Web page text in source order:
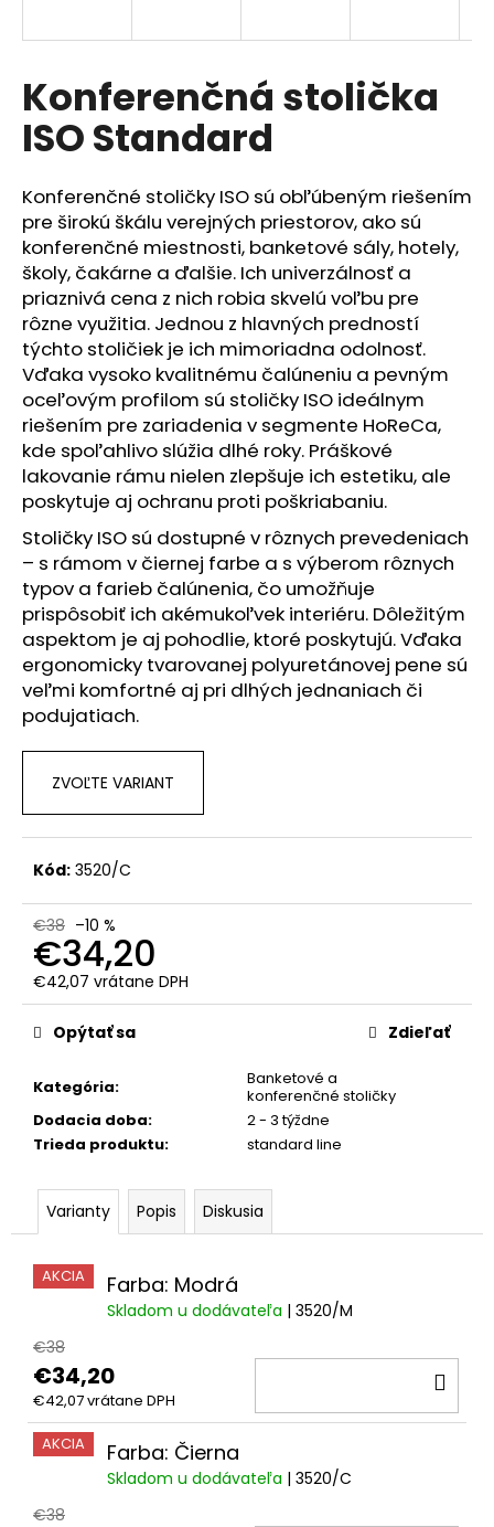
Konferenčná stolička
ISO Standard
Konferenčné stoličky ISO sú obľúbeným riešením
pre širokú škálu verejných priestorov, ako sú
konferenčné miestnosti, banketové sály, hotely,
školy, čakárne a ďalšie. Ich univerzálnosť a
priaznivá cena z nich robia skvelú voľbu pre
rôzne využitia. Jednou z hlavných predností
týchto stoličiek je ich mimoriadna odolnosť.
Vďaka vysoko kvalitnému čalúneniu a pevným
oceľovým profilom sú stoličky ISO ideálnym
riešením pre zariadenia v segmente HoReCa,
kde spoľahlivo slúžia dlhé roky. Práškové
lakovanie rámu nielen zlepšuje ich estetiku, ale
poskytuje aj ochranu proti poškriabaniu.
Stoličky ISO sú dostupné v rôznych prevedeniach
– s rámom v čiernej farbe a s výberom rôznych
typov a farieb čalúnenia, čo umožňuje
prispôsobiť ich akémukoľvek interiéru. Dôležitým
aspektom je aj pohodlie, ktoré poskytujú. Vďaka
ergonomicky tvarovanej polyuretánovej pene sú
veľmi komfortné aj pri dlhých jednaniach či
podujatiach.
ZVOĽTE VARIANT
Kód: 3520/C
€38 –10 %
€34,20
€42,07 vrátane DPH
Jednotková
cena:
Kategória:
Banketové a
konferenčné stoličky
Dodacia doba:
2 - 3 týždne
Trieda produktu: standard line
Opýtať sa Zdieľať
Varianty Popis Diskusia
AKCIA Farba: Modrá
Skladom u dodávateľa | 3520/M
€38
€34,20
€42,07 vrátane DPH
AKCIA Farba: Čierna
Skladom u dodávateľa | 3520/C
€38
s
ť
?
HĽADAŤ
O
d
p
o
r
ú
č
a
m
e